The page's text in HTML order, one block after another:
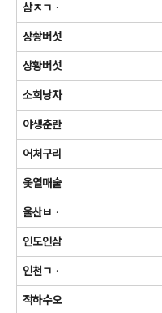
삼ㅈㄱᆞ
상솽버섯
상황버섯
소희낭자
야생춘란
어처구리
옻열매술
울산ㅂᆞ
인도인삼
인천ㄱᆞ
적하수오